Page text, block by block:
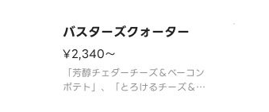
チェリートマト・粗びきソーセー
ズ和え）・マヨネーズ・マッシュ
ルーム・パルメザンチー
バスターズクォーター
¥2,340〜
「芳醇チェダーチーズ＆ベーコン
ポテト」、「とろけるチーズ＆ト